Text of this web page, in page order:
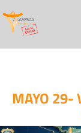
MAYO 29-